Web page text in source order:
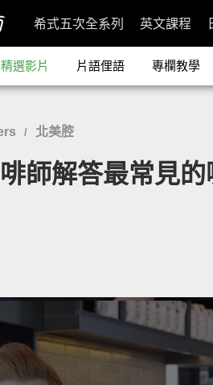
希式五次全系列 英文課程
精選影片 片語俚語 專欄教學
/ 北美腔
啡師解答最常